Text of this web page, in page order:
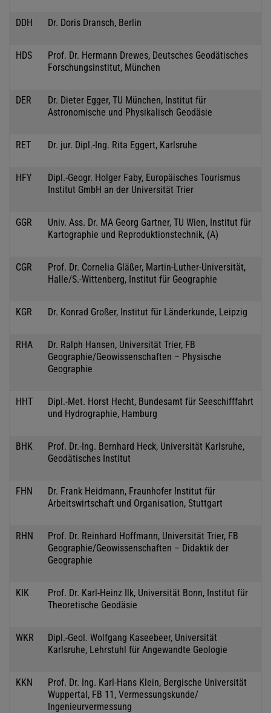
DDH Dr. Doris Dransch, Berlin
HDS
Prof. Dr. Hermann Drewes, Deutsches Geodätisches
Forschungsinstitut, München
DER
Dr. Dieter Egger, TU München, Institut für
Astronomische und Physikalisch Geodäsie
RET Dr. jur. Dipl.-Ing. Rita Eggert, Karlsruhe
HFY
Dipl.-Geogr. Holger Faby, Europäisches Tourismus
Institut GmbH an der Universität Trier
GGR
Univ. Ass. Dr. MA Georg Gartner, TU Wien, Institut für
Kartographie und Reproduktionstechnik, (A)
CGR
Prof. Dr. Cornelia Gläßer, Martin-Luther-Universität,
Halle/S.-Wittenberg, Institut für Geographie
KGR Dr. Konrad Großer, Institut für Länderkunde, Leipzig
RHA
Dr. Ralph Hansen, Universität Trier, FB
Geographie/Geowissenschaften – Physische
Geographie
HHT
Dipl.-Met. Horst Hecht, Bundesamt für Seeschifffahrt
und Hydrographie, Hamburg
BHK
Prof. Dr.-Ing. Bernhard Heck, Universität Karlsruhe,
Geodätisches Institut
FHN
Dr. Frank Heidmann, Fraunhofer Institut für
Arbeitswirtschaft und Organisation, Stuttgart
RHN
Prof. Dr. Reinhard Hoffmann, Universität Trier, FB
Geographie/Geowissenschaften – Didaktik der
Geographie
KIK
Prof. Dr. Karl-Heinz Ilk, Universität Bonn, Institut für
Theoretische Geodäsie
WKR
Dipl.-Geol. Wolfgang Kaseebeer, Universität
Karlsruhe, Lehrstuhl für Angewandte Geologie
KKN
Prof. Dr. Ing. Karl-Hans Klein, Bergische Universität
Wuppertal, FB 11, Vermessungskunde/
Ingenieurvermessung